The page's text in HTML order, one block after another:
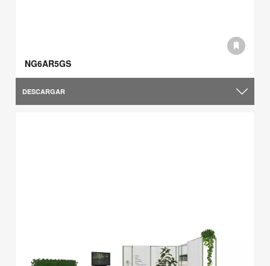
NG6AR5GS
DESCARGAR